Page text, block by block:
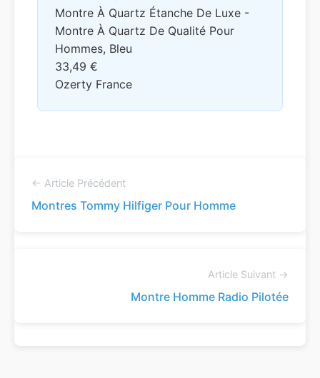
Montre À Quartz Étanche De Luxe -
Montre À Quartz De Qualité Pour
Hommes, Bleu
33,49 €
Ozerty France
← Article Précédent
Montres Tommy Hilfiger Pour Homme
Article Suivant →
Montre Homme Radio Pilotée